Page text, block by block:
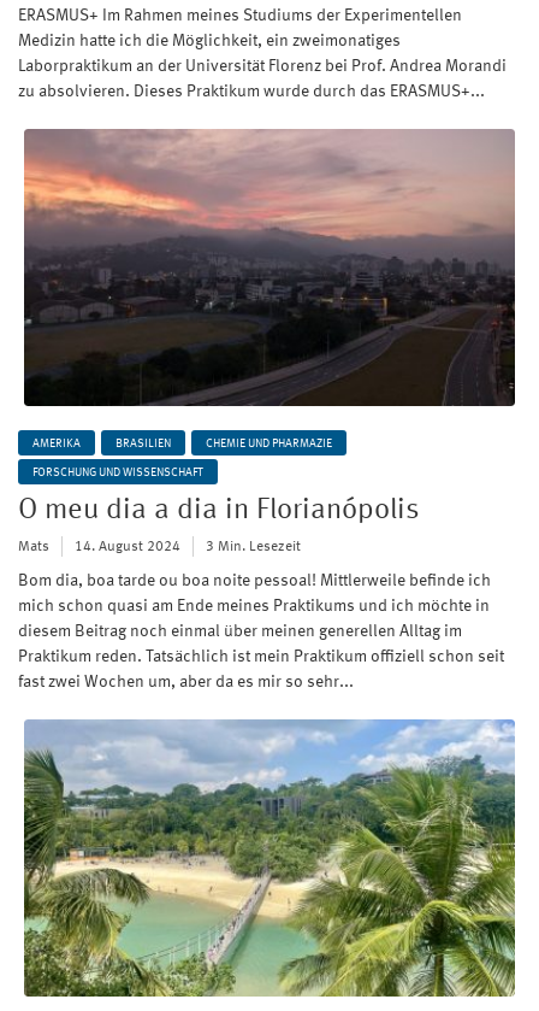
ERASMUS+ Im Rahmen meines Studiums der Experimentellen
Medizin hatte ich die Möglichkeit, ein zweimonatiges
Laborpraktikum an der Universität Florenz bei Prof. Andrea Morandi
zu absolvieren. Dieses Praktikum wurde durch das ERASMUS+...
AMERIKA BRASILIEN CHEMIE UND PHARMAZIE
FORSCHUNG UND WISSENSCHAFT
O meu dia a dia in Florianópolis
Mats 14. August 2024 3 Min. Lesezeit
Bom dia, boa tarde ou boa noite pessoal! Mittlerweile befinde ich
mich schon quasi am Ende meines Praktikums und ich möchte in
diesem Beitrag noch einmal über meinen generellen Alltag im
Praktikum reden. Tatsächlich ist mein Praktikum offiziell schon seit
fast zwei Wochen um, aber da es mir so sehr...